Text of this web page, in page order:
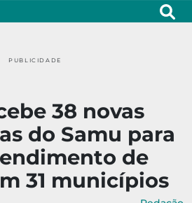
PUBLICIDADE
38 novas
do Samu para
de
31 municípios